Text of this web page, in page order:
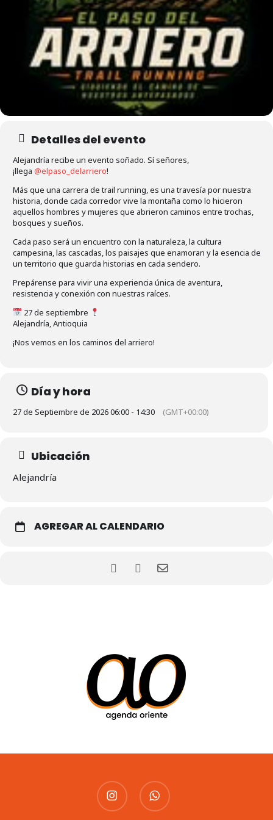
Detalles del evento
Alejandría recibe un evento soñado. Sí señores,
¡llega @elpaso_delarriero!
Más que una carrera de trail running, es una travesía por nuestra
historia, donde cada corredor vive la montaña como lo hicieron
aquellos hombres y mujeres que abrieron caminos entre trochas,
bosques y sueños.
Cada paso será un encuentro con la naturaleza, la cultura
campesina, las cascadas, los paisajes que enamoran y la esencia de
un territorio que guarda historias en cada sendero.
Prepárense para vivir una experiencia única de aventura,
resistencia y conexión con nuestras raíces.
27 de septiembre
Alejandría, Antioquia
¡Nos vemos en los caminos del arriero!
Día y hora
27 de Septiembre de 2026 06:00 - 14:30 (GMT+00:00)
Ubicación
Alejandría
AGREGAR AL CALENDARIO
instagram whatsapp